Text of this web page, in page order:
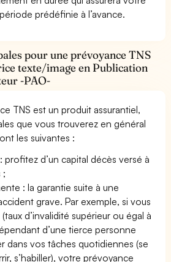
prédéfinie à l’avance.
pour une prévoyance TNS
texte/image en Publication
-PAO-
TNS est un produit assurantiel,
que vous trouverez en général
les suivantes :
profitez d’un capital décès versé à
;
: la garantie suite à une
grave. Par exemple, si vous
d’invalidité supérieur ou égal à
d’une tierce personne
dans vos tâches quotidiennes (se
s’habiller), votre prévoyance